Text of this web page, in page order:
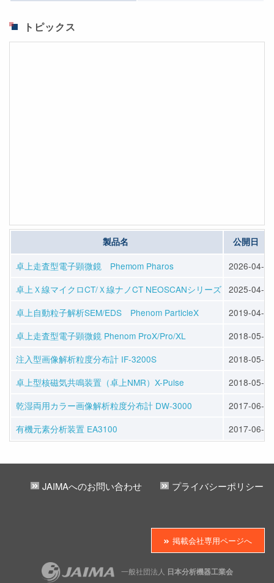
トピックス
製品名 公開日
卓上走査型電子顕微鏡 Phemom Pharos
2026-04-03
卓上Ｘ線マイクロCT/Ｘ線ナノCT NEOSCANシリーズ 2025-04-08
卓上自動粒子解析SEM/EDS Phenom ParticleX
2019-04-11
卓上走査型電子顕微鏡 Phenom ProX/Pro/XL
2018-05-31
注入型画像解析粒度分布計 IF-3200S
2018-05-31
卓上型核磁気共鳴装置（卓上NMR）X-Pulse
2018-05-31
乾湿両用カラー画像解析粒度分布計 DW-3000
2017-06-01
有機元素分析装置 EA3100
2017-06-01
JAIMAへのお問い合わせ プライバシーポリシー
掲載会社専用ページへ
一般社団法人 日本分析機器工業会